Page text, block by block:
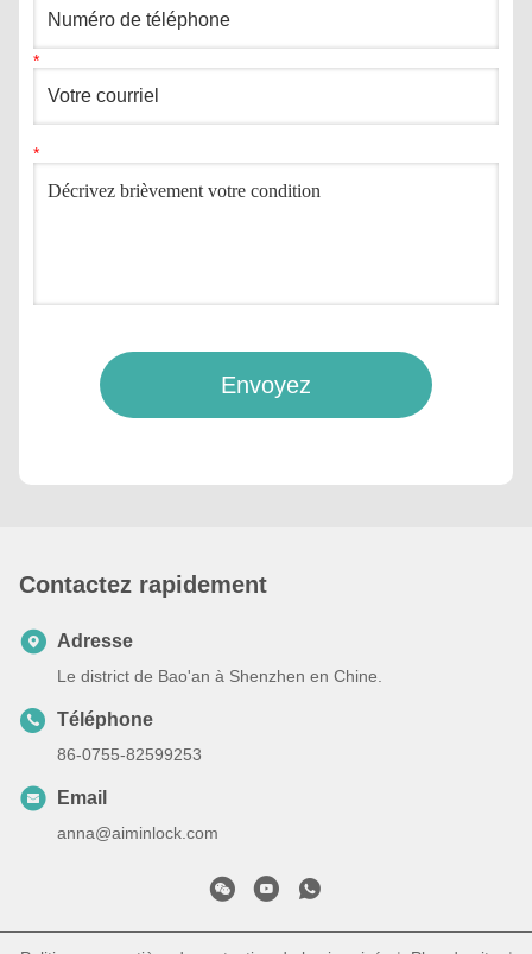
Envoyez
Contactez rapidement
Adresse
Le district de Bao'an à Shenzhen en Chine.
Téléphone
86-0755-82599253
Email
anna@aiminlock.com